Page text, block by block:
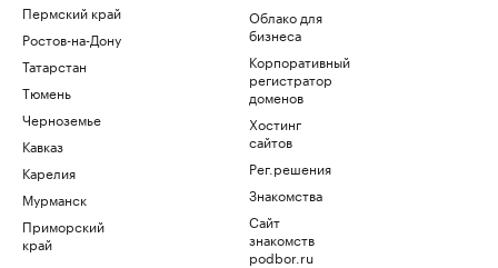
Пермский край
Ростов-на-Дону
Татарстан
Тюмень
Черноземье
Кавказ
Карелия
Мурманск
Приморский
край
Облако для
бизнеса
Корпоративный
регистратор
доменов
Хостинг
сайтов
Рег.решения
Знакомства
Сайт
знакомств
podbor.ru